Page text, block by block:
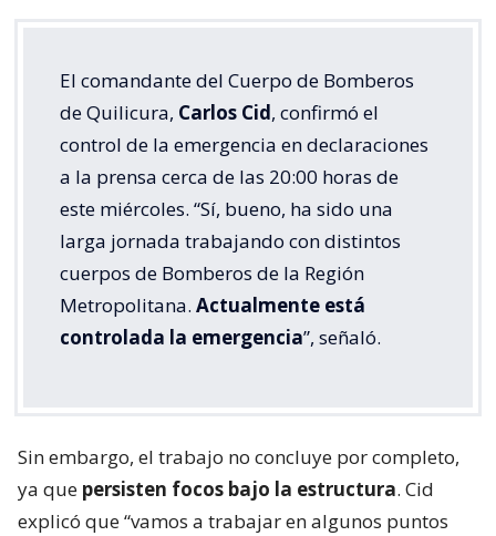
El comandante del Cuerpo de Bomberos
de Quilicura, Carlos Cid, confirmó el
control de la emergencia en declaraciones
a la prensa cerca de las 20:00 horas de
este miércoles. “Sí, bueno, ha sido una
larga jornada trabajando con distintos
cuerpos de Bomberos de la Región
Metropolitana. Actualmente está
controlada la emergencia”, señaló.
Sin embargo, el trabajo no concluye por completo,
ya que persisten focos bajo la estructura. Cid
explicó que “vamos a trabajar en algunos puntos